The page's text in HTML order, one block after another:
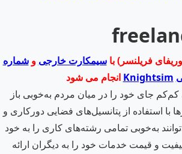
سیمکارت خارجی وشماره
Knightsim انجام می شود
جای خود را در میان مردم به‌خوبی باز
با استفاده از پتانسیل‌های فضایی دورکاری و
به‌خوبی تمامی رشته‌های کاری را به خود
و قیمت خدمات خود را به دیگران ارائه